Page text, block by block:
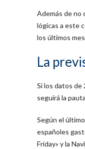
Además de no
lógicas a este
los últimos
La
Si los datos de
seguirá la
Según el
españoles
Friday» y la